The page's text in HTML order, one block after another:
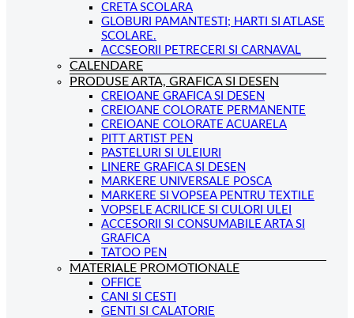
CRETA SCOLARA
GLOBURI PAMANTESTI; HARTI SI ATLASE
SCOLARE.
ACCSEORII PETRECERI SI CARNAVAL
CALENDARE
PRODUSE ARTA, GRAFICA SI DESEN
CREIOANE GRAFICA SI DESEN
CREIOANE COLORATE PERMANENTE
CREIOANE COLORATE ACUARELA
PITT ARTIST PEN
PASTELURI SI ULEIURI
LINERE GRAFICA SI DESEN
MARKERE UNIVERSALE POSCA
MARKERE SI VOPSEA PENTRU TEXTILE
VOPSELE ACRILICE SI CULORI ULEI
ACCESORII SI CONSUMABILE ARTA SI
GRAFICA
TATOO PEN
MATERIALE PROMOTIONALE
OFFICE
CANI SI CESTI
GENTI SI CALATORIE